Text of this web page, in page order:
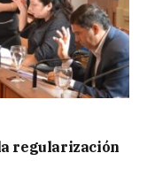
regularización